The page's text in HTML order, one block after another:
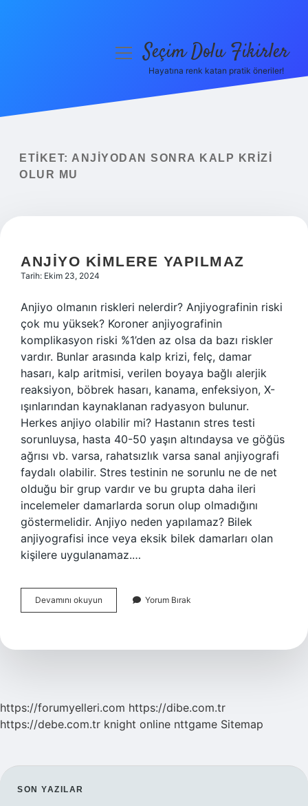
Yasal Uyarı
menüyüSeçim Dolu Fikirler
Hayatına renk katan pratik öneriler!
ETIKET: ANJIYODAN SONRA KALP KRIZI
OLUR MU
ANJIYO KIMLERE YAPILMAZ
Tarih: Ekim 23, 2024
Anjiyo olmanın riskleri nelerdir? Anjiyografinin riski
çok mu yüksek? Koroner anjiyografinin
komplikasyon riski %1’den az olsa da bazı riskler
vardır. Bunlar arasında kalp krizi, felç, damar
hasarı, kalp aritmisi, verilen boyaya bağlı alerjik
reaksiyon, böbrek hasarı, kanama, enfeksiyon, X-
ışınlarından kaynaklanan radyasyon bulunur.
Herkes anjiyo olabilir mi? Hastanın stres testi
sorunluysa, hasta 40-50 yaşın altındaysa ve göğüs
ağrısı vb. varsa, rahatsızlık varsa sanal anjiyografi
faydalı olabilir. Stres testinin ne sorunlu ne de net
olduğu bir grup vardır ve bu grupta daha ileri
incelemeler damarlarda sorun olup olmadığını
göstermelidir. Anjiyo neden yapılamaz? Bilek
anjiyografisi ince veya eksik bilek damarları olan
kişilere uygulanamaz.…
Devamını okuyun
Kimlere
Yorum Bırak
https://forumyelleri.com https://dibe.com.tr
https://debe.com.tr knight online nttgame Sitemap
SIDEBAR
SON YAZILAR